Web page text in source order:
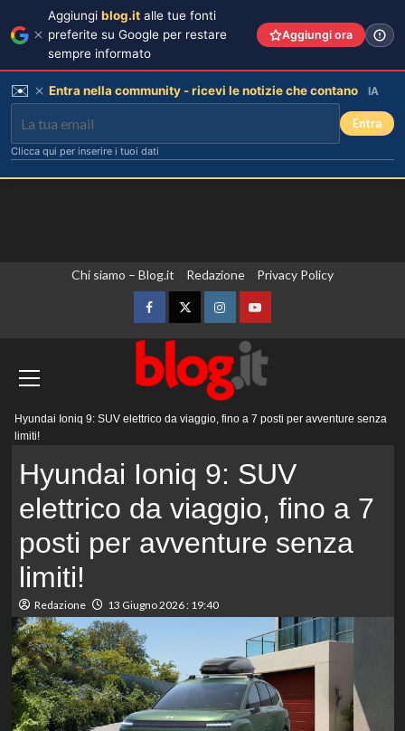
Chi siamo – Blog.it Redazione Privacy Policy
FacebookTwitterInstagramYouTube
principale
Hyundai Ioniq 9: SUV elettrico da viaggio, fino a 7 posti per avventure senza
limiti!
Hyundai Ioniq 9: SUV
elettrico da viaggio, fino a 7
posti per avventure senza
limiti!
Redazione 13 Giugno 2026 : 19:40
Aggiungi blog.it alle tue fonti
preferite su Google per restare
sempre informato
Aggiungi ora
✉️ Entra nella community - ricevi le notizie che contano IA
Entra
Clicca qui per inserire i tuoi dati